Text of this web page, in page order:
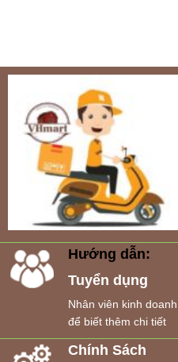
Hướng dẫn:
Tuyển dụng
Nhân viên kinh
để biết thêm chi tiết
Chính Sách